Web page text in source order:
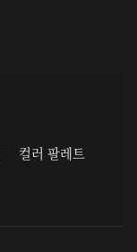
컬러 팔레트